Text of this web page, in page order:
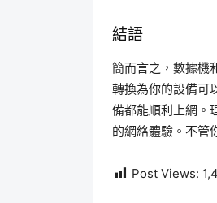
結語
簡而言之，數據機
轉換為你的設備可
備都能順利上網。
的網絡體驗。不管
Post Views: